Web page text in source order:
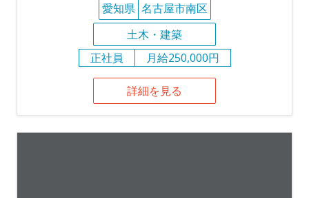
愛知県 名古屋市南区
土木・建築
正社員
月給250,000円
詳細を見る